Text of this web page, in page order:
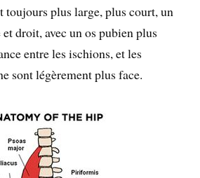
toujours plus large, plus court, un
droit, avec un os pubien plus
entre les ischions, et les
sont légèrement plus face.